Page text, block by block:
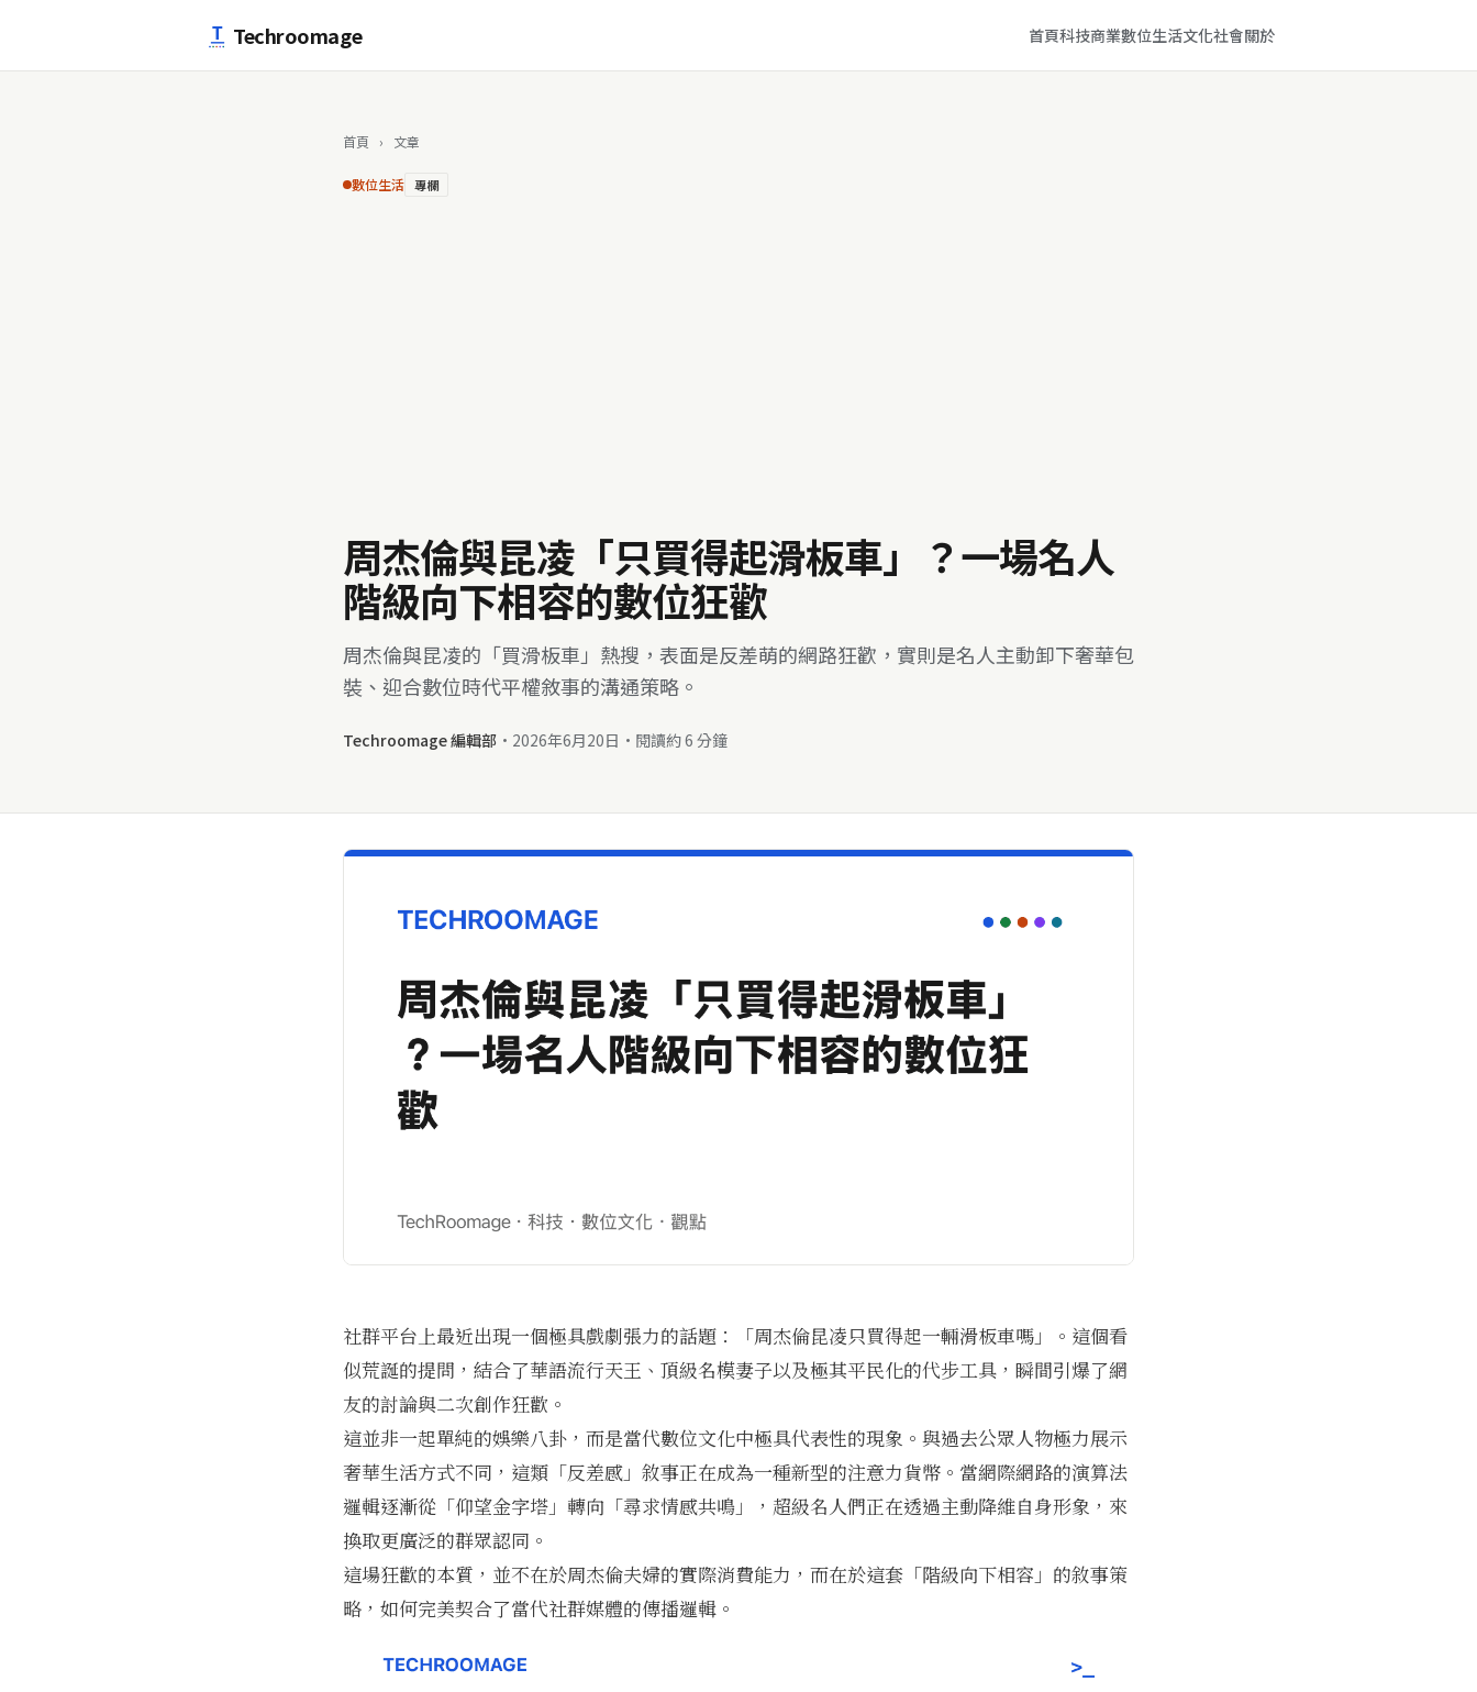
Techroomage 首頁科技商業數位生活文化社會關於
首頁 › 文章
數位生活 專欄
周杰倫與昆凌「只買得起滑板車」？一場名人
階級向下相容的數位狂歡
周杰倫與昆凌的「買滑板車」熱搜，表面是反差萌的網路狂歡，實則是名人主動卸下奢華包
裝、迎合數位時代平權敘事的溝通策略。
Techroomage 編輯部 · 2026年6月20日 · 閱讀約 6 分鐘
社群平台上最近出現一個極具戲劇張力的話題：「周杰倫昆凌只買得起一輛滑板車嗎」。這個看
似荒誕的提問，結合了華語流行天王、頂級名模妻子以及極其平民化的代步工具，瞬間引爆了網
友的討論與二次創作狂歡。
這並非一起單純的娛樂八卦，而是當代數位文化中極具代表性的現象。與過去公眾人物極力展示
奢華生活方式不同，這類「反差感」敘事正在成為一種新型的注意力貨幣。當網際網路的演算法
邏輯逐漸從「仰望金字塔」轉向「尋求情感共鳴」，超級名人們正在透過主動降維自身形象，來
換取更廣泛的群眾認同。
這場狂歡的本質，並不在於周杰倫夫婦的實際消費能力，而在於這套「階級向下相容」的敘事策
略，如何完美契合了當代社群媒體的傳播邏輯。